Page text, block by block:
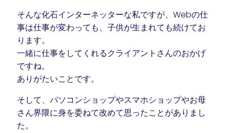
そんな化石インターネッターな私ですが、Webの仕
事は仕事が変わっても、子供が生まれても続けてお
ります。
一緒に仕事をしてくれるクライアントさんのおかげ
ですね。
ありがたいことです。
そして、パソコンショップやスマホショップやお母
さん界隈に身を委ねて改めて思ったことがありまし
た。